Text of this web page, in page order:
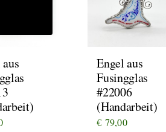
Engel aus
Fusingglas
#22006
(Handarbeit)
€ 79,00